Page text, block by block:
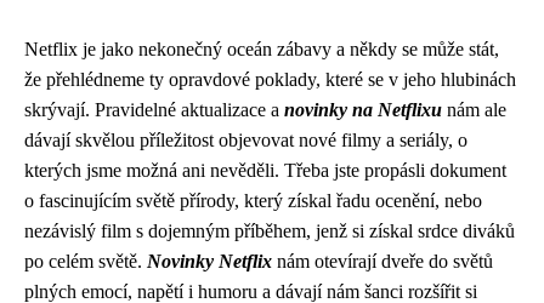
Netflix je jako nekonečný oceán zábavy a někdy se může stát,
že přehlédneme ty opravdové poklady, které se v jeho hlubinách
skrývají. Pravidelné aktualizace a novinky na Netflixu nám ale
dávají skvělou příležitost objevovat nové filmy a seriály, o
kterých jsme možná ani nevěděli. Třeba jste propásli dokument
o fascinujícím světě přírody, který získal řadu ocenění, nebo
nezávislý film s dojemným příběhem, jenž si získal srdce diváků
po celém světě. Novinky Netflix nám otevírají dveře do světů
plných emocí, napětí i humoru a dávají nám šanci rozšířit si